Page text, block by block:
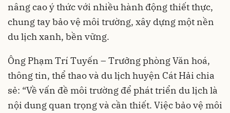
nâng cao ý thức với nhiều hành động thiết thực,
chung tay bảo vệ môi trường, xây dựng một nền
du lịch xanh, bền vững.
Ông Phạm Trí Tuyến – Trưởng phòng Văn hoá,
thông tin, thể thao và du lịch huyện Cát Hải chia
sẻ: “Về vấn đề môi trường để phát triển du lịch là
nội dung quan trọng và cần thiết. Việc bảo vệ môi